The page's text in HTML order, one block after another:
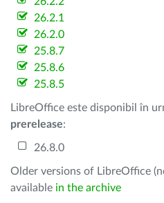
26.2.1
26.2.0
25.8.7
25.8.6
25.8.5
LibreOffice este disponibil în
prerelease:
26.8.0
Older versions of LibreOffice
available in the archive